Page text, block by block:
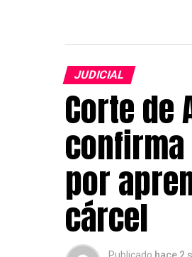
antecedentes
Los tres
para el control
resolvió ampliar
formalizará la
Post Views: 5
JUDICIAL
Corte de
por
cárcel